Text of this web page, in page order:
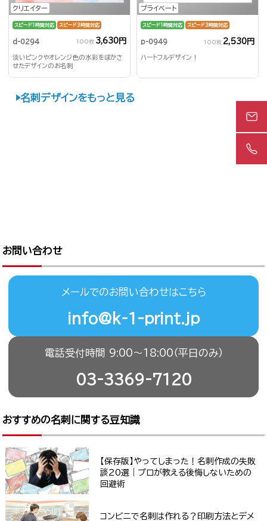
クリエイター
スピード1時間対応 スピード3時間対応
d-0294 100枚 3,630円
淡いピンクやオレンジ色の水彩をぼかさ
せたデザインのお名刺
プライベート
スピード1時間対応 スピード3時間対応
p-0949 100枚 2,530円
ハートフルデザイン！
名刺デザインをもっと見る
お問い合わせ
メールでのお問い合わせはこちら
info@k-1-print.jp
電話受付時間 9:00〜18:00（平日のみ）
03-3369-7120
おすすめの名刺に関する豆知識
【保存版】やってしまった！名刺作成の失敗
談20選｜プロが教える後悔しないための
回避術
コンビニで名刺は作れる？印刷方法とデメ